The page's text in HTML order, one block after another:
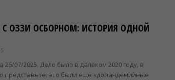
фэмили
С ОЗЗИ ОСБОРНОМ: ИСТОРИЯ ОДНОЙ
26/07/2025. Дело было в далёком 2020 году, в
представьте: это были ещё «допандемийные